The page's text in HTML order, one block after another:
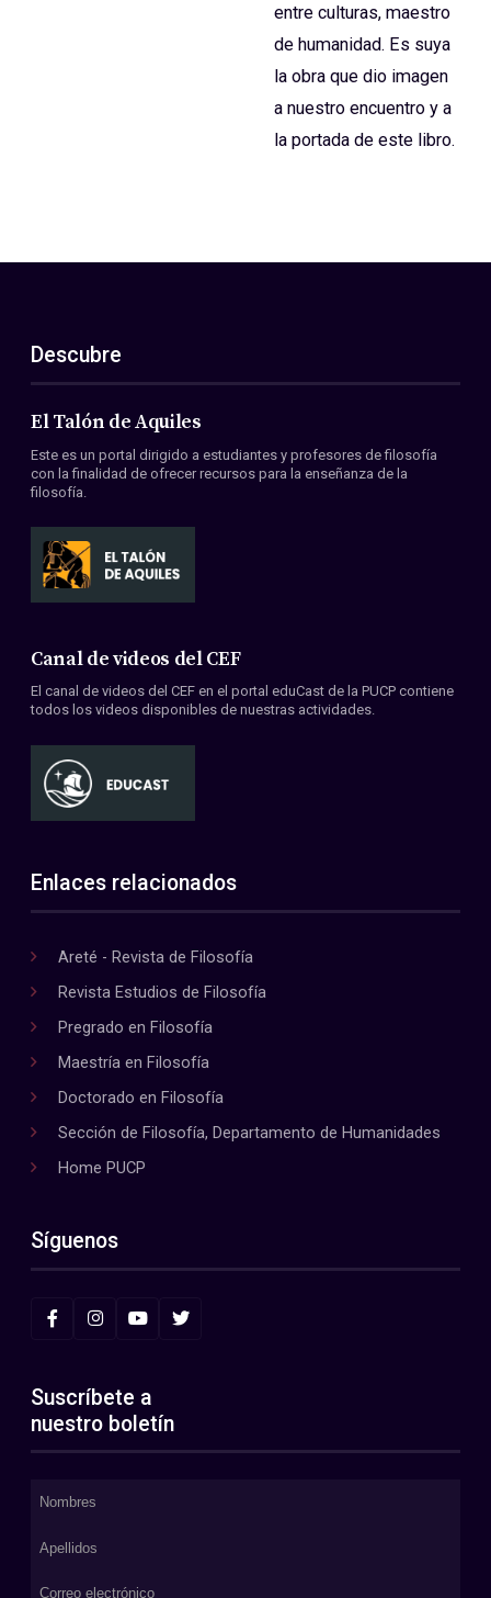
entre culturas, maestro
de humanidad. Es suya
la obra que dio imagen
a nuestro encuentro y a
la portada de este libro.
Descubre
El Talón de Aquiles
Este es un portal dirigido a estudiantes y profesores de filosofía
con la finalidad de ofrecer recursos para la enseñanza de la
filosofía.
Canal de videos del CEF
El canal de videos del CEF en el portal eduCast de la PUCP contiene
todos los videos disponibles de nuestras actividades.
Enlaces relacionados
Areté - Revista de Filosofía
Revista Estudios de Filosofía
Pregrado en Filosofía
Maestría en Filosofía
Doctorado en Filosofía
Sección de Filosofía, Departamento de Humanidades
Home PUCP
Síguenos
Suscríbete a
nuestro boletín